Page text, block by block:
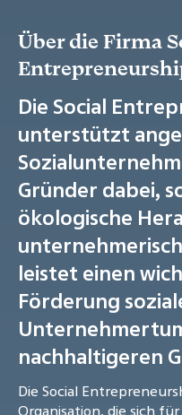
Über die Firma
Die Social
unterstützt
Gründer dabei,
ökologische
leistet einen
Förderung
nachhaltigeren
Die Social
Organisation, die sich